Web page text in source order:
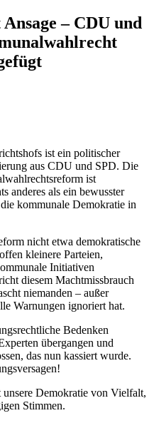
– CDU und
ist ein politischer
aus CDU und SPD. Die
ist
anderes als ein bewusster
kommunale Demokratie in
nicht etwa demokratische
kleinere Parteien,
Initiativen
diesem Machtmissbrauch
niemanden – außer
Warnungen ignoriert hat.
Bedenken
übergangen und
das nun kassiert wurde.
Demokratie von Vielfalt,
Stimmen.